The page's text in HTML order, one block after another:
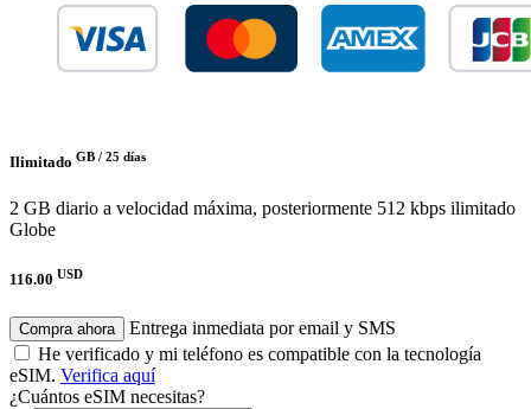
Ilimitado GB / 25 días
2 GB diario a velocidad máxima, posteriormente 512 kbps ilimitado
Globe
116.00 USD
Compra ahora
Entrega inmediata por email y SMS
He verificado y mi teléfono es compatible con la tecnología
eSIM. Verifica aquí
¿Cuántos eSIM necesitas?